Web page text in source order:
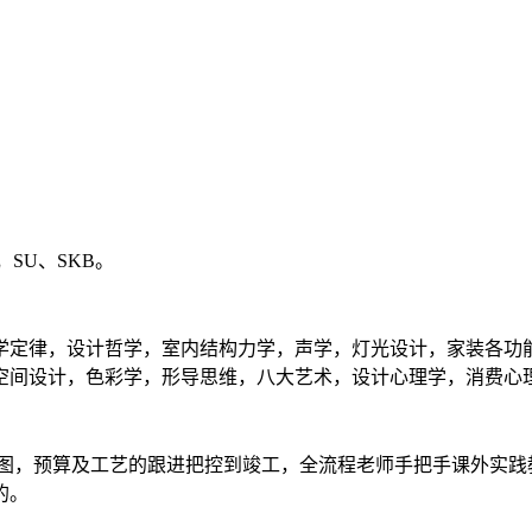
SU、SKB。
律，设计哲学，室内结构力学，声学，灯光设计，家装各
设计，色彩学，形导思维，八大艺术，设计心理学，消费心
预算及工艺的跟进把控到竣工，全流程老师手把手课外实